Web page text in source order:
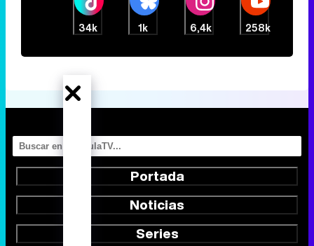
34k 1k 6,4k 258k
Portada
Noticias
Series